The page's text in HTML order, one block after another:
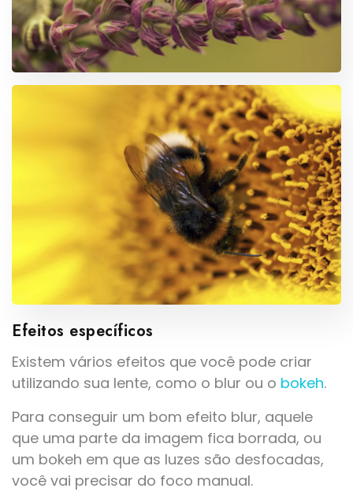
Efeitos específicos
Existem vários efeitos que você pode criar
utilizando sua lente, como o blur ou o bokeh.
Para conseguir um bom efeito blur, aquele
que uma parte da imagem fica borrada, ou
um bokeh em que as luzes são desfocadas,
você vai precisar do foco manual.